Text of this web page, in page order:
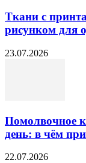
Ткани с
рисунком для
23.07.2026
Помолвочное
день: в чём
22.07.2026